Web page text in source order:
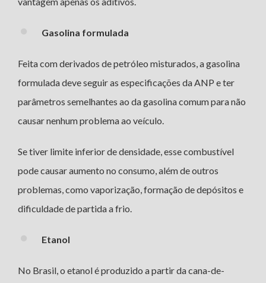
Gasolina formulada
Feita com derivados de petróleo misturados, a gasolina
formulada deve seguir as especificações da ANP e ter
parâmetros semelhantes ao da gasolina comum para não
causar nenhum problema ao veículo.
Se tiver limite inferior de densidade, esse combustível
pode causar aumento no consumo, além de outros
problemas, como vaporização, formação de depósitos e
dificuldade de partida a frio.
Etanol
No Brasil, o etanol é produzido a partir da cana-de-